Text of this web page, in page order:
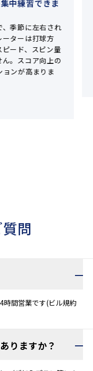
中練習できま
季節に左右され
ターは打球方
ード、スピン量
。スコア向上の
ンが高まりま
問
時間営業です(ビル規約
りますか？